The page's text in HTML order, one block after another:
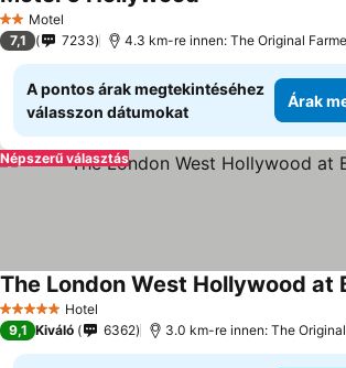
2 Kategória
Motel
7,1 7233 4.3 km-re innen: The Original
A pontos árak megtekintéséhez
válasszon dátumokat
Árak
Népszerű választás
5 KategóriaHotel
The London West Hollywood at
9,1 Kiváló 6362 3.0 km-re innen: The